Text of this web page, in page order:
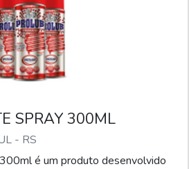
SPRAY 300ML
- RS
é um produto desenvolvido